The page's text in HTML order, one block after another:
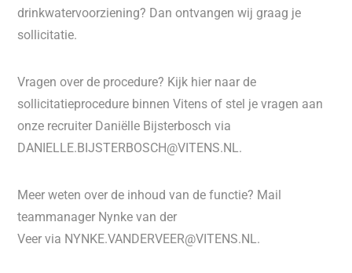
drinkwatervoorziening? Dan ontvangen wij graag je
sollicitatie.
Vragen over de procedure? Kijk hier naar de
sollicitatieprocedure binnen Vitens of stel je vragen aan
onze recruiter Daniëlle Bijsterbosch via
DANIELLE.BIJSTERBOSCH@VITENS.NL.
Meer weten over de inhoud van de functie? Mail
teammanager Nynke van der
Veer via NYNKE.VANDERVEER@VITENS.NL.